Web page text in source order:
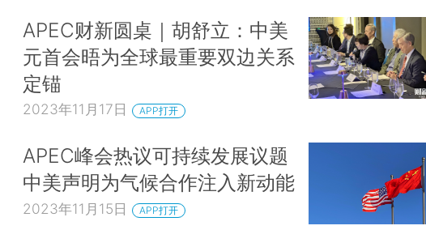
APEC财新圆桌｜胡舒立：中美
元首会晤为全球最重要双边关系
定锚
2023年11月17日 APP打开
APEC峰会热议可持续发展议题
中美声明为气候合作注入新动能
2023年11月15日 APP打开